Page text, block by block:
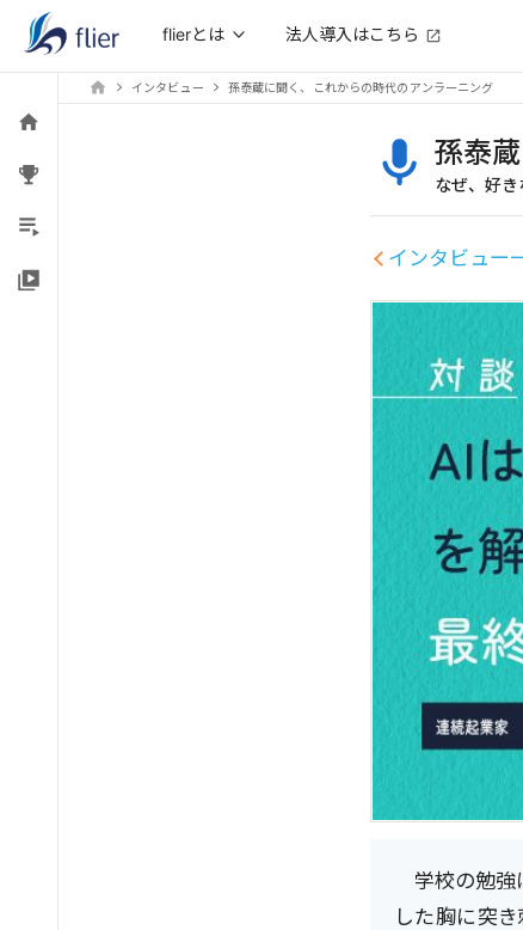
flierとは 法人導入はこちら
インタビュー 孫泰蔵に聞く、これからの時代のアンラーニング
孫泰
なぜ、好
インタビュー
学校の勉強
した胸に突